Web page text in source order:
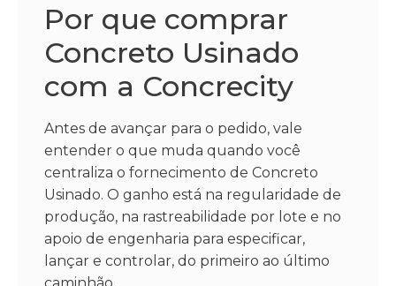
Por que comprar
Concreto Usinado
com a Concrecity
Antes de avançar para o pedido, vale
entender o que muda quando você
centraliza o fornecimento de Concreto
Usinado. O ganho está na regularidade de
produção, na rastreabilidade por lote e no
apoio de engenharia para especificar,
lançar e controlar, do primeiro ao último
caminhão.